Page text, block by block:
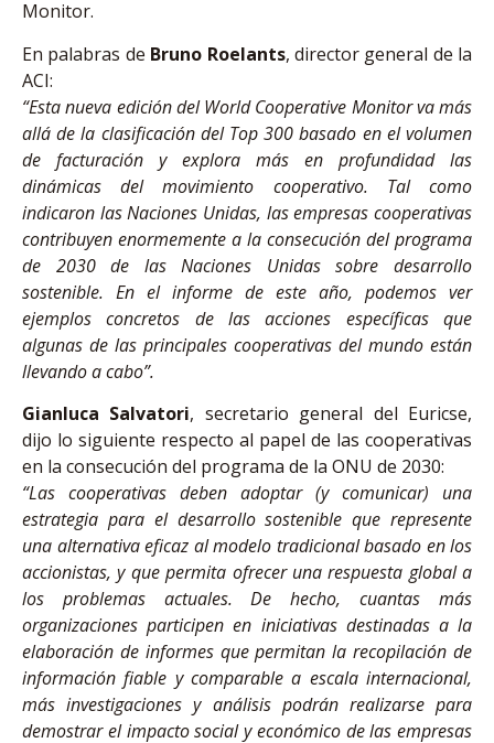
Monitor.
En palabras de Bruno Roelants, director general de la
ACI:
“Esta nueva edición del World Cooperative Monitor va más
allá de la clasificación del Top 300 basado en el volumen
de facturación y explora más en profundidad las
dinámicas del movimiento cooperativo. Tal como
indicaron las Naciones Unidas, las empresas cooperativas
contribuyen enormemente a la consecución del programa
de 2030 de las Naciones Unidas sobre desarrollo
sostenible. En el informe de este año, podemos ver
ejemplos concretos de las acciones específicas que
algunas de las principales cooperativas del mundo están
llevando a cabo”.
Gianluca Salvatori, secretario general del Euricse,
dijo lo siguiente respecto al papel de las cooperativas
en la consecución del programa de la ONU de 2030:
“Las cooperativas deben adoptar (y comunicar) una
estrategia para el desarrollo sostenible que represente
una alternativa eficaz al modelo tradicional basado en los
accionistas, y que permita ofrecer una respuesta global a
los problemas actuales. De hecho, cuantas más
organizaciones participen en iniciativas destinadas a la
elaboración de informes que permitan la recopilación de
información fiable y comparable a escala internacional,
más investigaciones y análisis podrán realizarse para
demostrar el impacto social y económico de las empresas